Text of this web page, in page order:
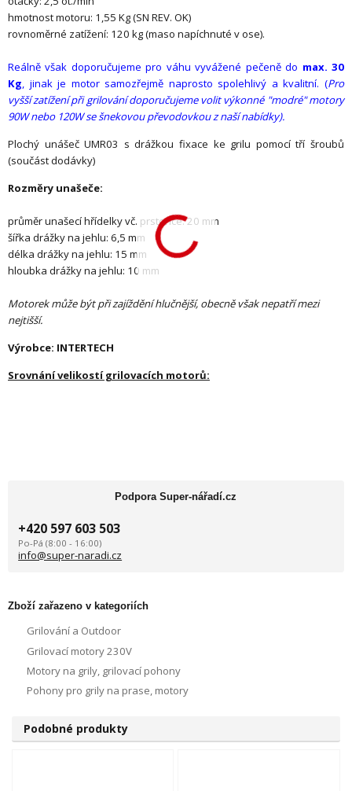
Podobné produkty
hmotnost motoru: 1,55 Kg (SN REV. OK)
rovnoměrné zatížení: 120 kg (maso napíchnuté v ose).
Reálně však doporučujeme pro váhu vyvážené pečeně do max. 30
Kg, jinak je motor samozřejmě naprosto spolehlivý a kvalitní. (Pro
vyšší zatížení při grilování doporučujeme volit výkonné "modré" motory
90W nebo 120W se šnekovou převodovkou z naší nabídky).
Plochý unášeč UMR03 s drážkou fixace ke grilu pomocí tří šroubů
(součást dodávky)
Rozměry unašeče:
průměr unašecí hřídelky vč. prstence: 20 mm
šířka drážky na jehlu: 6,5 mm
délka drážky na jehlu: 15 mm
hloubka drážky na jehlu: 10 mm
Motorek může být při zajíždění hlučnější, obecně však nepatří mezi
nejtišší.
Výrobce: INTERTECH
Srovnání velikostí grilovacích motorů:
Podpora Super-nářadí.cz
+420 597 603 503
Po-Pá (8:00 - 16:00)
info@super-naradi.cz
Zboží zařazeno v kategoriích
Grilování a Outdoor
Grilovací motory 230V
Motory na grily, grilovací pohony
Pohony pro grily na prase, motory